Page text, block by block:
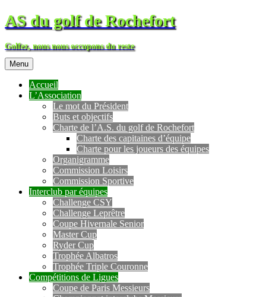
AS du golf de Rochefort
Golfez, nous nous occupons du reste
Menu
Accueil
L’Association
Le mot du Président
Buts et objectifs
Charte de l’A.S. du golf de Rochefort
Charte des capitaines d’équipe
Charte pour les joueurs des équipes
Organigramme
Commission Loisirs
Commission Sportive
Interclub par équipes
Challenge CSY
Challenge Leprêtre
Coupe Hivernale Senior
Master Cup
Ryder Cup
Trophée Albatros
Trophée Triple Couronne
Compétitions de Ligues
Coupe de Paris Messieurs